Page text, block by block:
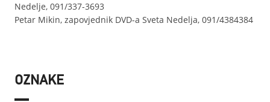
Nedelje, 091/337-3693
Petar Mikin, zapovjednik DVD-a Sveta Nedelja, 091/4384384
OZNAKE